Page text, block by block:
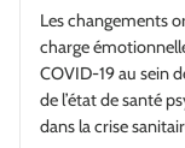
Les changements
charge
COVID-19 au sein
de l’état de santé
dans la crise